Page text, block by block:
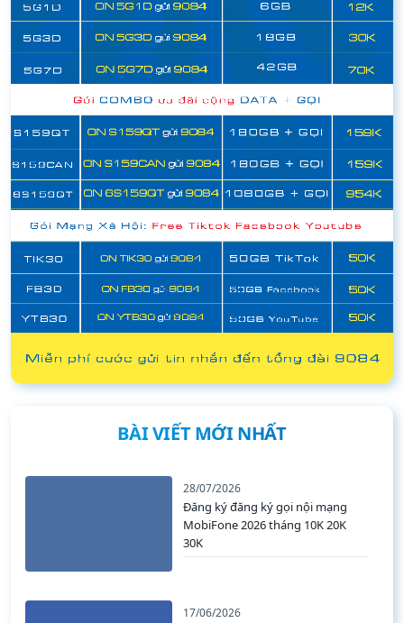
BÀI VIẾT MỚI NHẤT
28/07/2026
Đăng ký đăng ký gọi nội mạng
MobiFone 2026 tháng 10K 20K
30K
17/06/2026